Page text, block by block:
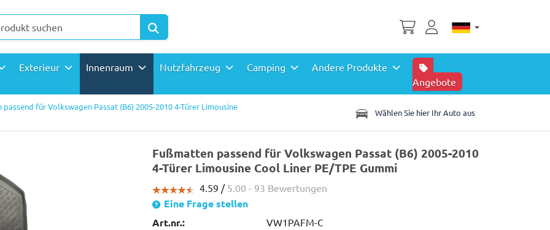
Exterieur Innenraum Nutzfahrzeug Camping
Andere Produkte
Angebote
passend für Volkswagen Passat (B6) 2005-2010 4-Türer Limousine
Wählen Sie hier Ihr Auto aus
Fußmatten passend für Volkswagen Passat (B6) 2005-2010
4-Türer Limousine Cool Liner PE/TPE Gummi
4.59 / 5.00 - 93 Bewertungen
Eine Frage stellen
Art.nr.:
VW1PAFM-C